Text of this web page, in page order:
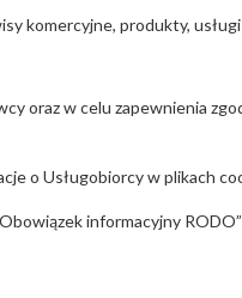
komercyjne, produkty,
oraz w celu zapewnienia
o Usługobiorcy w plikach
Obowiązek informacyjny RODO